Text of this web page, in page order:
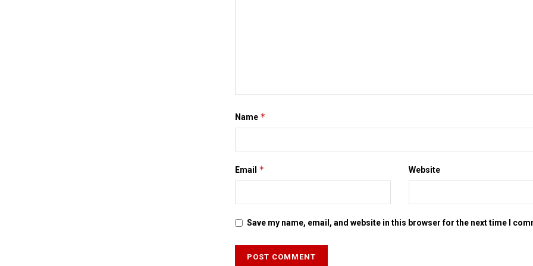
Name *
Email * Website
Save my name, email, and website in this browser for the next time I